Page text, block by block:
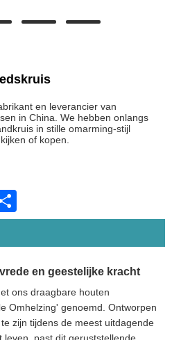
en leverancier van
in China. We hebben onlangs
in stille omarming-stijl
of kopen.
en geestelijke kracht
ons draagbare houten
Omhelzing' genoemd. Ontworpen
zijn tijdens de meest uitdagende